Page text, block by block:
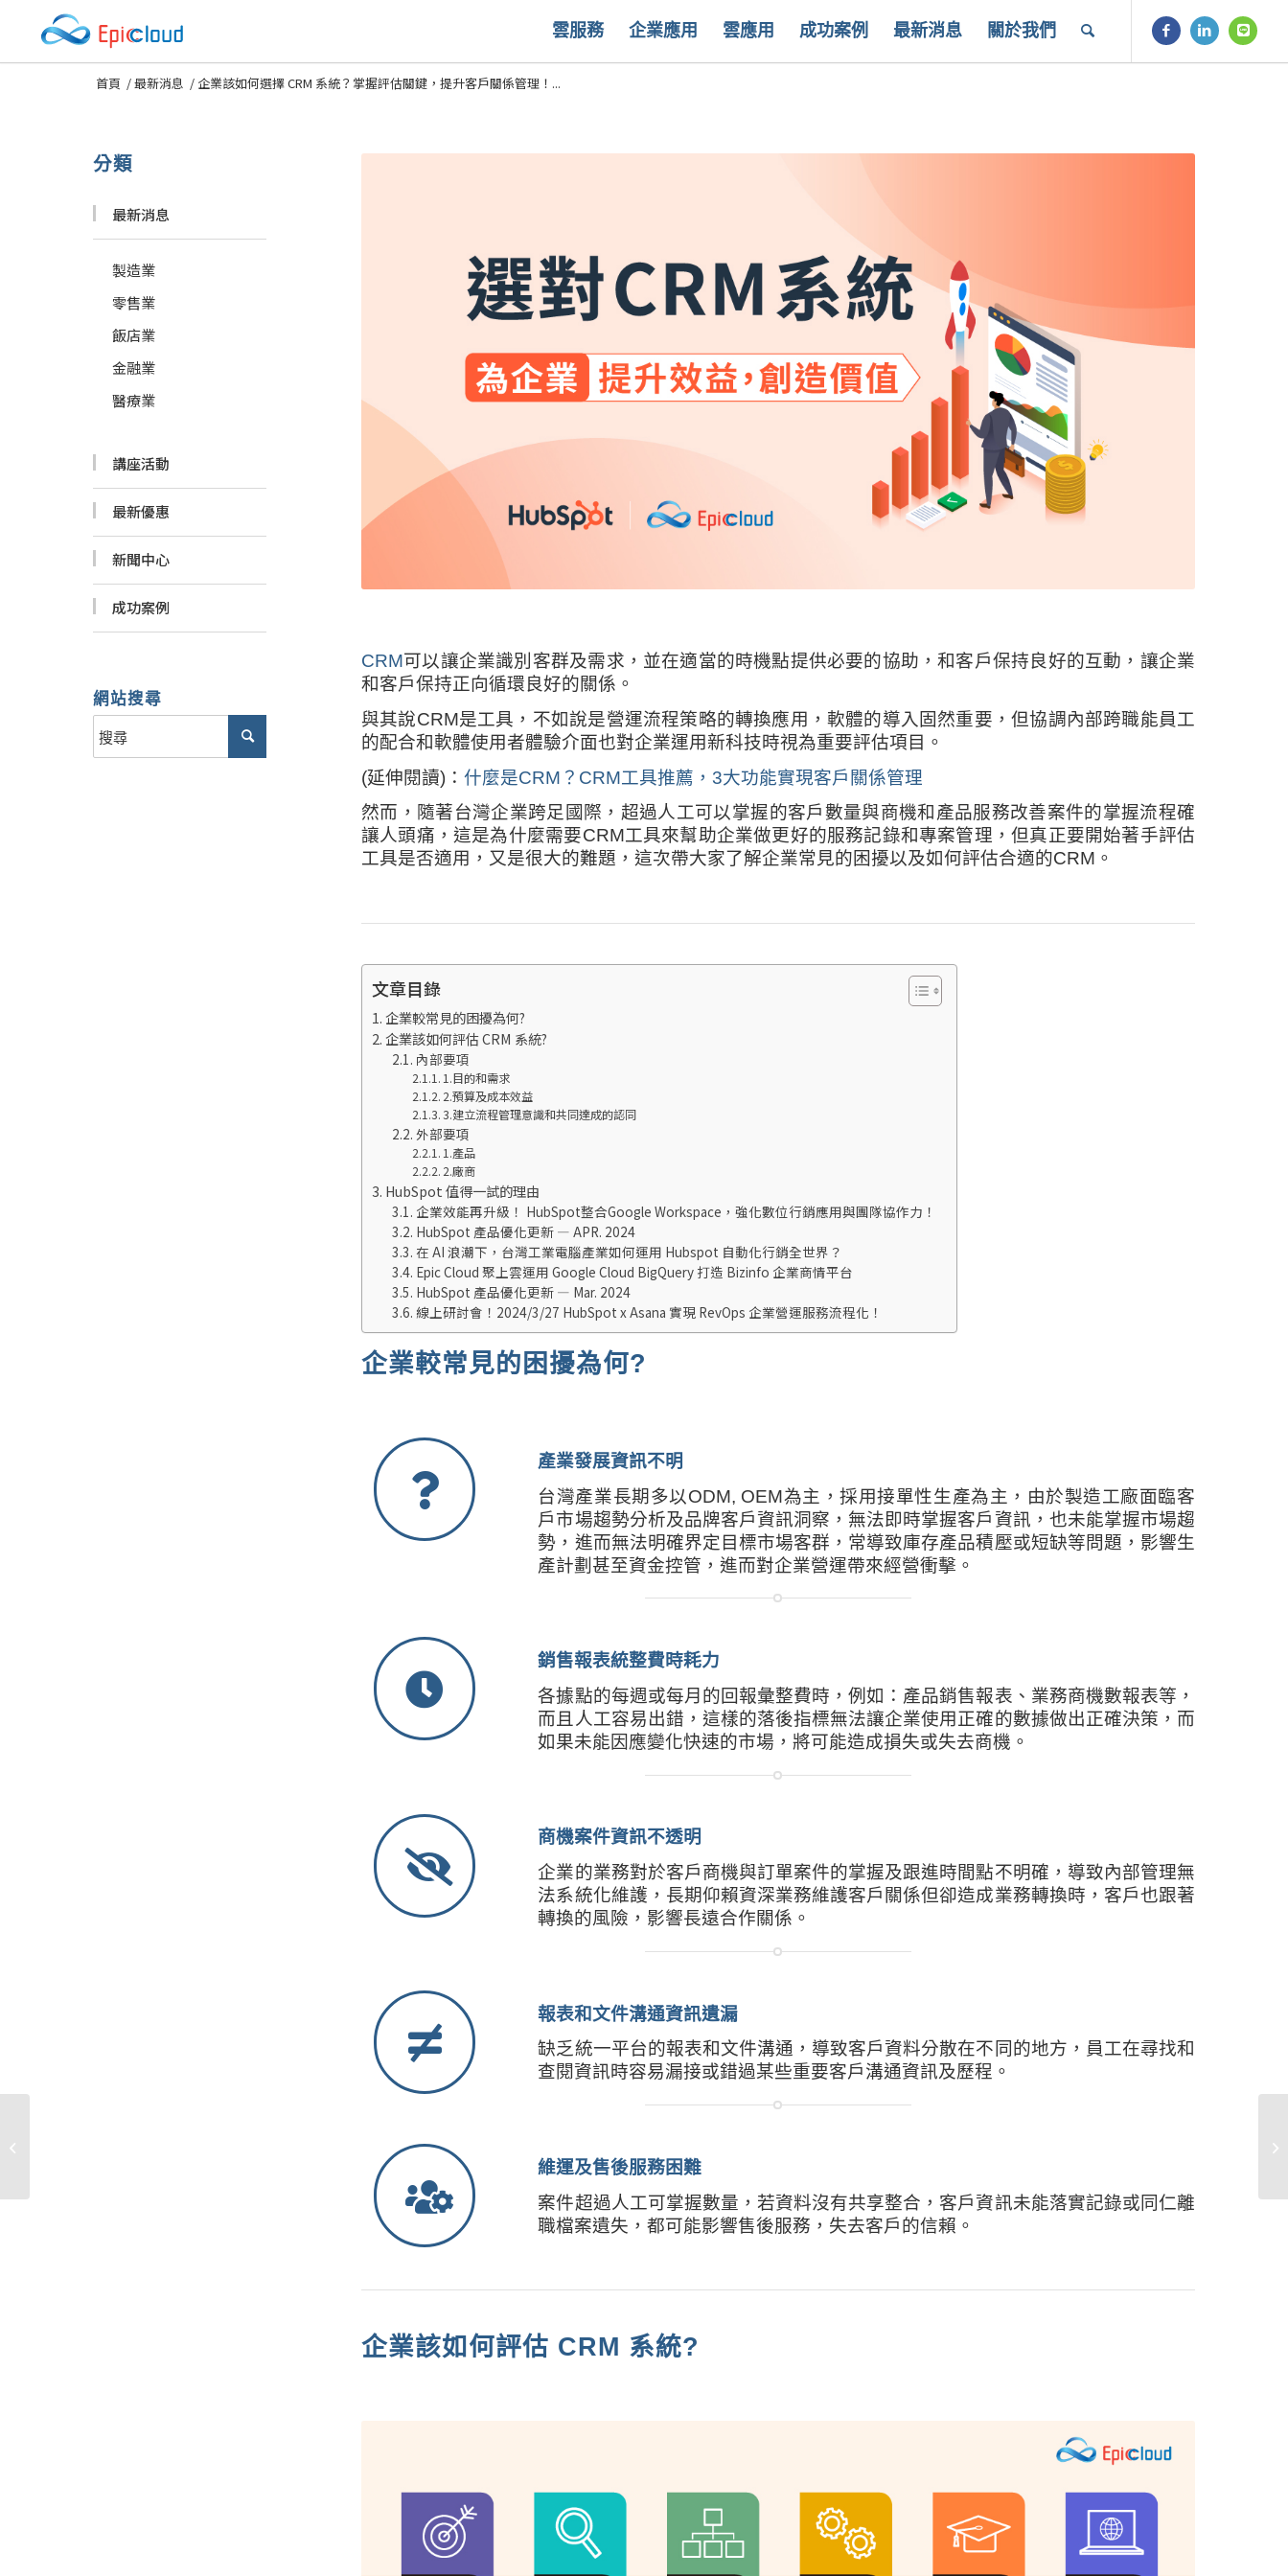
雲服務 企業應用 雲應用 成功案例 最新消息 關於我們
首頁 /最新消息 / 企業該如何選擇 CRM 系統？掌握評估關鍵，提升客戶關係管理！...
CRM可以讓企業識別客群及需求，並在適當的時機點提供必要的協助，和客戶保持良好的互動，讓企業
和客戶保持正向循環良好的關係。
與其說CRM是工具，不如說是營運流程策略的轉換應用，軟體的導入固然重要，但協調內部跨職能員工
的配合和軟體使用者體驗介面也對企業運用新科技時視為重要評估項目。
(延伸閱讀)： 什麼是CRM？CRM工具推薦，3大功能實現客戶關係管理
然而，隨著台灣企業跨足國際，超過人工可以掌握的客戶數量與商機和產品服務改善案件的掌握流程確
讓人頭痛，這是為什麼需要CRM工具來幫助企業做更好的服務記錄和專案管理，但真正要開始著手評估
工具是否適用，又是很大的難題，這次帶大家了解企業常見的困擾以及如何評估合適的CRM。
文章目錄
企業較常見的困擾為何?
企業該如何評估 CRM 系統?
內部要項
1.目的和需求
2.預算及成本效益
3.建立流程管理意識和共同達成的認同
外部要項
1.產品
2.廠商
HubSpot 值得一試的理由
企業效能再升級！ HubSpot整合Google Workspace，強化數位行銷應用與團隊協作力！
HubSpot 產品優化更新 — APR. 2024
在 AI 浪潮下，台灣工業電腦產業如何運用 Hubspot 自動化行銷全世界？
Epic Cloud 聚上雲運用 Google Cloud BigQuery 打造 Bizinfo 企業商情平台
HubSpot 產品優化更新 — Mar. 2024
線上研討會！2024/3/27 HubSpot x Asana 實現 RevOps 企業營運服務流程化！
企業較常見的困擾為何?
產業發展資訊不明
台灣產業長期多以ODM, OEM為主，採用接單性生產為主，由於製造工廠面臨客
戶市場趨勢分析及品牌客戶資訊洞察，無法即時掌握客戶資訊，也未能掌握市場趨
勢，進而無法明確界定目標市場客群，常導致庫存產品積壓或短缺等問題，影響生
產計劃甚至資金控管，進而對企業營運帶來經營衝擊。
銷售報表統整費時耗力
各據點的每週或每月的回報彙整費時，例如：產品銷售報表、業務商機數報表等，
而且人工容易出錯，這樣的落後指標無法讓企業使用正確的數據做出正確決策，而
如果未能因應變化快速的市場，將可能造成損失或失去商機。
商機案件資訊不透明
企業的業務對於客戶商機與訂單案件的掌握及跟進時間點不明確，導致內部管理無
法系統化維護，長期仰賴資深業務維護客戶關係但卻造成業務轉換時，客戶也跟著
轉換的風險，影響長遠合作關係。
報表和文件溝通資訊遺漏
缺乏統一平台的報表和文件溝通，導致客戶資料分散在不同的地方，員工在尋找和
查閱資訊時容易漏接或錯過某些重要客戶溝通資訊及歷程。
維運及售後服務困難
案件超過人工可掌握數量，若資料沒有共享整合，客戶資訊未能落實記錄或同仁離
職檔案遺失，都可能影響售後服務，失去客戶的信賴。
企業該如何評估 CRM 系統?
分類
最新消息
製造業
零售業
飯店業
金融業
醫療業
講座活動
最新優惠
新聞中心
成功案例
網站搜尋